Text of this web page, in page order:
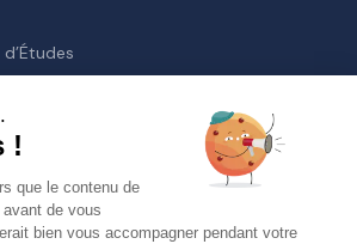
des Systèmes d’Information
!
que le contenu de
de vous
bien vous accompagner pendant votre